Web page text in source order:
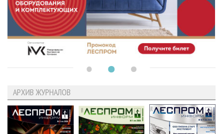
АРХИВ ЖУРНАЛОВ